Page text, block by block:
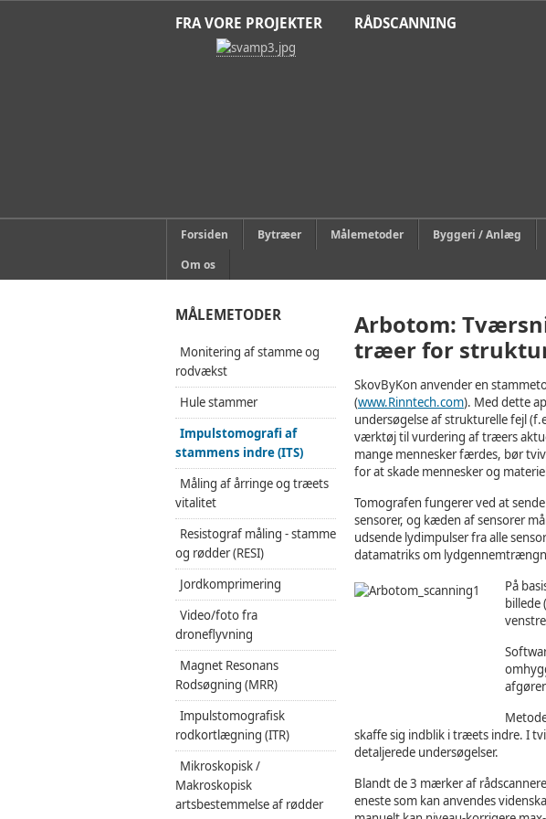
FRA VORE PROJEKTER RÅDSCANNING
Forsiden Bytræer Målemetoder Byggeri / Anlæg
Om os
Arbotom:
træer for
SkovByKon anvender en
(www.Rinntech.com). Med dette
undersøgelse af strukturelle fejl
værktøj til vurdering af træers
mange mennesker færdes, bør
for at skade mennesker og
Tomografen fungerer ved at
sensorer, og kæden af sensorer
udsende lydimpulser fra alle
datamatriks om
På
billede
skaffe sig indblik i træets indre. I
detaljerede undersøgelser.
Blandt de 3 mærker af
eneste som kan anvendes
MÅLEMETODER
Monitering af stamme og
rodvækst
Hule stammer
Impulstomografi af
stammens indre (ITS)
Måling af årringe og træets
vitalitet
Resistograf måling - stamme
og rødder (RESI)
Jordkomprimering
Video/foto fra
droneflyvning
Magnet Resonans
Rodsøgning (MRR)
Impulstomografisk
rodkortlægning (ITR)
Mikroskopisk /
Makroskopisk
artsbestemmelse af rødder